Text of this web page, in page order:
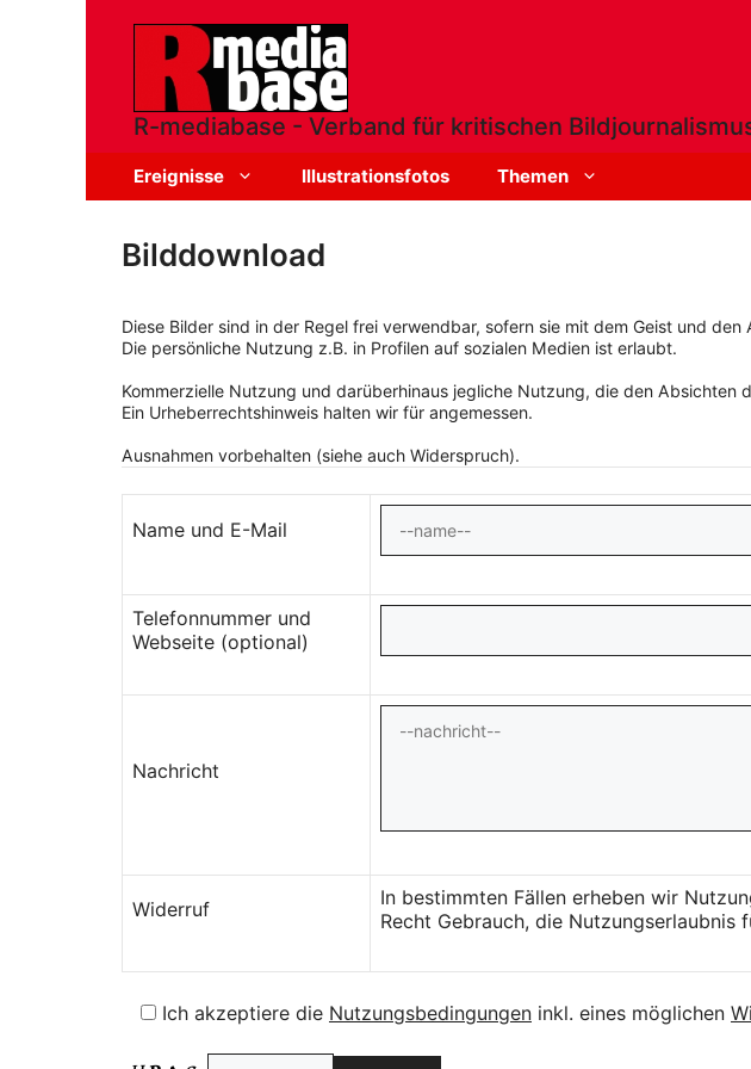
R-mediabase - Verband für kritischen
Ereignisse Illustrationsfotos Themen
Bilddownload
Diese Bilder sind in der Regel frei verwendbar, sofern sie mit dem Geist und
Die persönliche Nutzung z.B. in Profilen auf sozialen Medien ist erlaubt.
Kommerzielle Nutzung und darüberhinaus jegliche Nutzung, die den
Ein Urheberrechtshinweis halten wir für angemessen.
Ausnahmen vorbehalten (siehe auch Widerspruch).
Name und E-Mail
Telefonnummer und
Webseite (optional)
Nachricht
Widerruf
In bestimmten Fällen erheben wir
Recht Gebrauch, die Nutzungserlaubnis
Ich akzeptiere die Nutzungsbedingungen inkl. eines möglichen